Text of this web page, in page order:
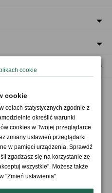
płatności
cookie
cookie
celach statystycznych zgodnie z
określić warunki
cookies w Twojej przeglądarce.
zmiany ustawień przeglądarki
w pamięci urządzenia. Sprawdź
zgadzasz się na korzystanie ze
wszystkie". Możesz także
"Zmień ustawienia".